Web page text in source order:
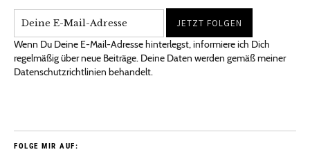
Wenn Du Deine E-Mail-Adresse hinterlegst, informiere ich Dich
regelmäßig über neue Beiträge. Deine Daten werden gemäß meiner
Datenschutzrichtlinien behandelt.
FOLGE MIR AUF: